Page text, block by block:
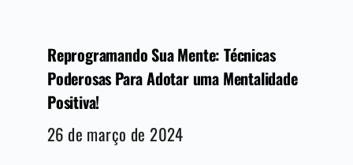
Reprogramando Sua Mente: Técnicas
Poderosas Para Adotar uma Mentalidade
Positiva!
26 de março de 2024